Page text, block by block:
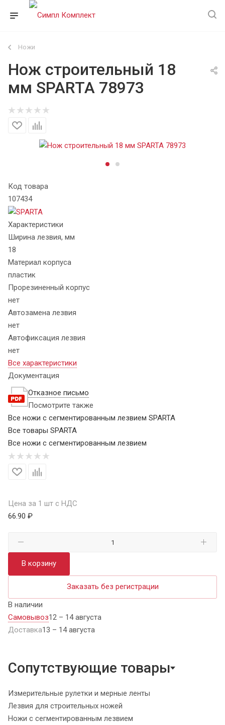
Ножи
Нож строительный 18
мм SPARTA 78973
Код товара
107434
Характеристики
Ширина лезвия, мм
18
Материал корпуса
пластик
Прорезиненный корпус
нет
Автозамена лезвия
нет
Автофиксация лезвия
нет
Все характеристики
Документация
Отказное письмо
Посмотрите также
Все ножи с сегментированным лезвием SPARTA
Все товары SPARTA
Все ножи с сегментированным лезвием
Цена за 1 шт с НДС
66.90 ₽
В корзину
Заказать без регистрации
В наличии
Самовывоз12 – 14 августа
Доставка13 – 14 августа
Сопутствующие товары
Измерительные рулетки и мерные ленты
Лезвия для строительных ножей
Ножи с сегментированным лезвием